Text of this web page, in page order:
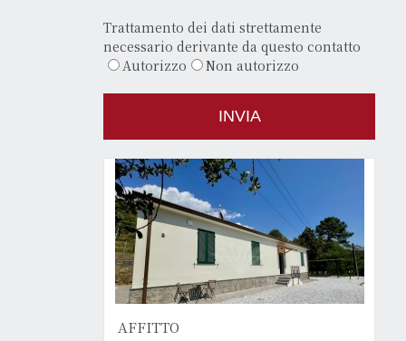
Trattamento dei dati strettamente
necessario derivante da questo contatto
Autorizzo
Non autorizzo
AFFITTO